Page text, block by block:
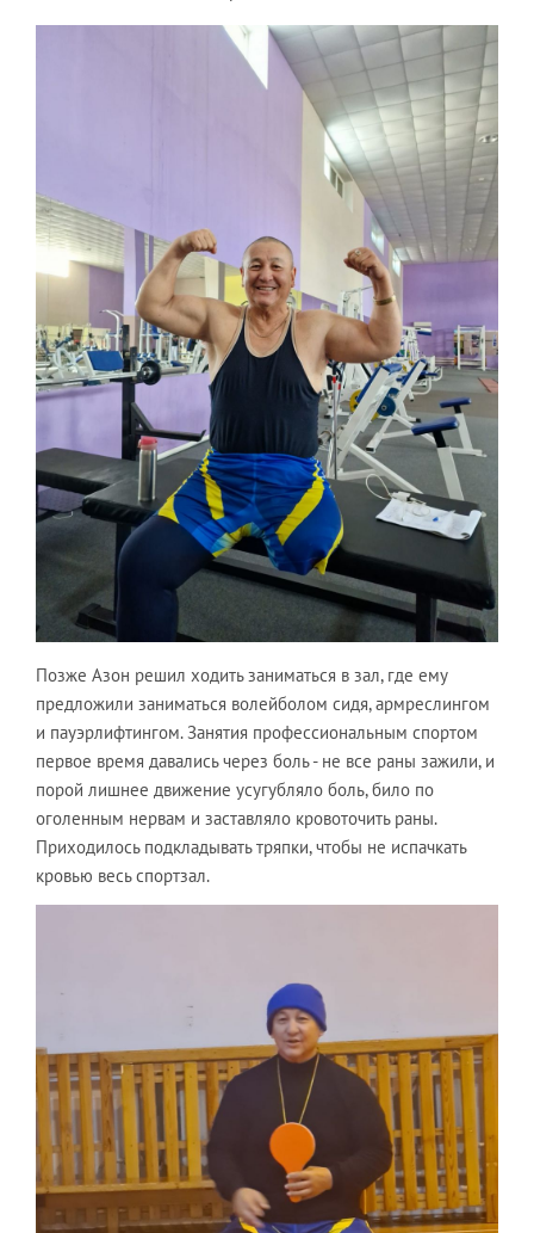
Позже Азон решил ходить заниматься в зал, где ему
предложили заниматься волейболом сидя, армреслингом
и пауэрлифтингом. Занятия профессиональным спортом
первое время давались через боль - не все раны зажили, и
порой лишнее движение усугубляло боль, било по
оголенным нервам и заставляло кровоточить раны.
Приходилось подкладывать тряпки, чтобы не испачкать
кровью весь спортзал.